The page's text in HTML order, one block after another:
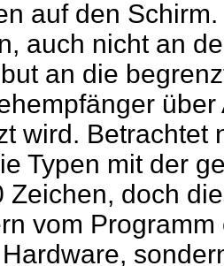
auf den
auch nicht an
an die
wird. Betrachtet
Typen mit der
Zeichen, doch
vom